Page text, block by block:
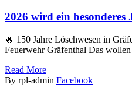
2026 wird ein
🔥 150 Jahre Löschwesen in
Feuerwehr Gräfenthal Das
Read More
By rpl-admin Facebook